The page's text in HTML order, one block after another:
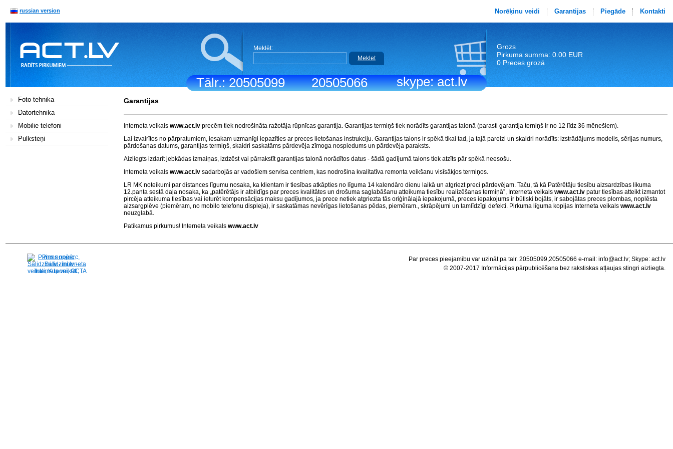
Tālr.: 20505099 20505066 skype: act.lv
russian version Norēķinu veidi Garantijas Piegāde Kontakti
Meklēt:
Meklet
Grozs
Pirkuma summa: 0.00 EUR
0 Preces grozā
Foto tehnika
Datortehnika
Mobilie telefoni
Pulksteņi
Garantijas
Interneta veikals www.act.lv precēm tiek nodrošināta ražotāja rūpnīcas garantija. Garantijas termiņš tiek norādīts garantijas talonā (parasti garantija terniņš ir no 12 līdz 36 mēnešiem).
Lai izvairītos no pārpratumiem, iesakam uzmanīgi iepazīties ar preces lietošanas instrukciju. Garantijas talons ir spēkā tikai tad, ja tajā pareizi un skaidri norādīts: izstrādājums modelis, sērijas numurs,
pārdošanas datums, garantijas termiņš, skaidri saskatāms pārdevēja zīmoga nospiedums un pārdevēja paraksts.
Aizliegts izdarīt jebkādas izmaiņas, izdzēst vai pārrakstīt garantijas talonā norādītos datus - šādā gadījumā talons tiek atzīts pār spēkā neesošu.
Interneta veikals www.act.lv sadarbojās ar vadošiem servisa centriem, kas nodrošina kvalitatīva remonta veikšanu visīsākjos termiņos.
LR MK noteikumi par distances līgumu nosaka, ka klientam ir tiesības atkāpties no līguma 14 kalendāro dienu laikā un atgriezt preci pārdevējam. Taču, tā kā Patērētāju tiesību aizsardzības likuma
12.panta sestā daļa nosaka, ka „patērētājs ir atbildīgs par preces kvalitātes un drošuma saglabāšanu atteikuma tiesību realizēšanas termiņā”, Interneta veikals www.act.lv patur tiesības atteikt izmantot
pircēja atteikuma tiesības vai ieturēt kompensācijas maksu gadījumos, ja prece netiek atgriezta tās oriģinālajā iepakojumā, preces iepakojums ir būtiski bojāts, ir sabojātas preces plombas, noplēsta
aizsargplēve (piemēram, no mobilo telefonu displeja), ir saskatāmas nevērīgas lietošanas pēdas, piemēram., skrāpējumi un tamlīdzīgi defekti. Pirkuma līguma kopijas Interneta veikals www.act.lv
neuzglabā.
Patīkamus pirkumus! Interneta veikals www.act.lv
Pirms nopērc,
Salidzini.lv - Interneta
veikali, Kuponi, OCTA
Par preces pieejamību var uzināt pa talr. 20505099,20505066 e-mail: info@act.lv; Skype: act.lv
© 2007-2017 Informācijas pārpublicēšana bez rakstiskas atļaujas stingri aizliegta.